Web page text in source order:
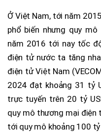
Ở Việt Nam, tới năm
phổ biến nhưng quy
năm 2016 tới nay tốc
điện tử nước ta tăng
điện tử Việt Nam
2024 đạt khoảng 31 tỷ
trực tuyến trên 20 tỷ
quy mô thương mại điện
tới quy mô khoảng 100